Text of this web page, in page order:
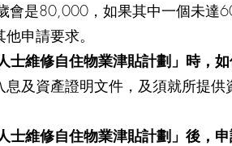
會是80,000，如果其中一個未達
申請要求。
士維修自住物業津貼計劃」時，
及資產證明文件，及須就所提供
士維修自住物業津貼計劃」後，